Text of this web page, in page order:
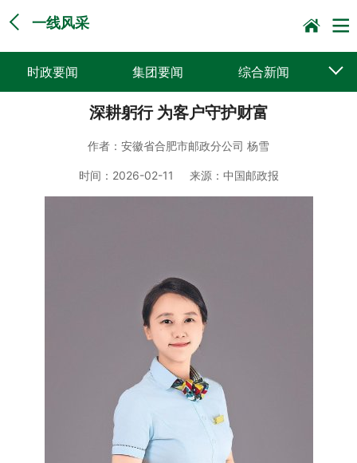
一线风采
时政要闻 集团要闻 综合新闻
党建动态 普遍服务
企业文化 一线风采
深耕躬行 为客户守护财富
作者： 安徽省合肥市邮政分公司 杨雪
时间： 2026-02-11 来源： 中国邮政报